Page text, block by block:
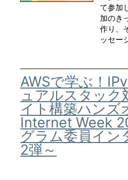
て参加
加のき
作り、
ッセー
AWSで学ぶ！
ュアルスタック
イト構築ハンズ
Internet Week
グラム委員イン
2弾～